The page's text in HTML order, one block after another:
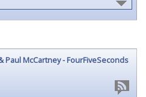
Paul McCartney - FourFiveSeconds